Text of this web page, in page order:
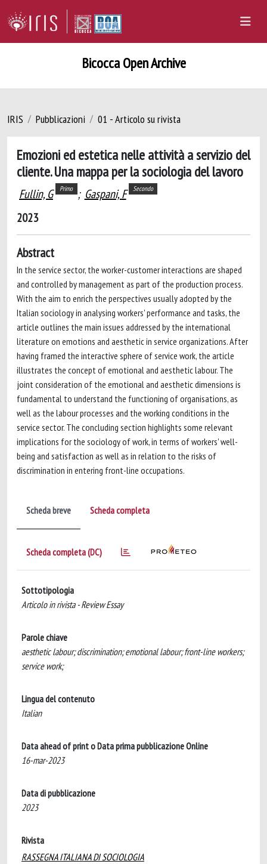
Bicocca Open Archive
IRIS Pubblicazioni 01 - Articolo su rivista
Emozioni ed estetica nelle attività a servizio del
cliente. Una mappa per la sociologia del lavoro
Fullin, G Primo ; Gaspani, F Secondo
2023
Abstract
In the service sector, the worker-customer interactions are shaped
and controlled by management as part of the production process.
With the aim to enrich the perspectives usually adopted by the
Italian sociology in analysing workers' performance and tasks, the
article outlines the main issues addressed by the international
literature on emotions and aesthetic in service organizations. After
having framed the interactive sphere of service work, the article
illustrates the concept of emotional and aesthetic labour. The
joint consideration of the emotional and aesthetic dimensions is
fundamental to understand the functioning of organisations, as
well as the labour processes and the working conditions in the
service sector. The concluding section highlights some relevant
implications for the sociology of work, in terms of workers' well-
being and satisfaction as well as in relation to the risks of
discrimination in entering front-line occupations.
Scheda breve Scheda completa
Scheda completa (DC)
Sottotipologia
Articolo in rivista - Review Essay
Parole chiave
aesthetic labour; discrimination; emotional labour; front-line workers;
service work;
Lingua del contenuto
Italian
Data ahead of print o Data prima pubblicazione Online
16-mar-2023
Data di pubblicazione
2023
Rivista
RASSEGNA ITALIANA DI SOCIOLOGIA